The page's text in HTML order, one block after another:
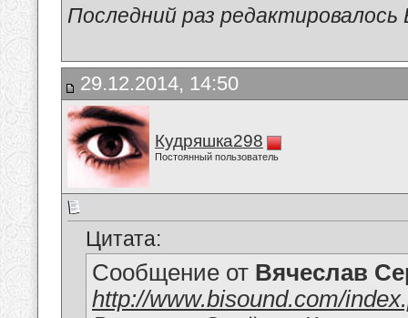
Последний раз
29.12.2014, 14:50
Кудряшка298
Постоянный пользователь
Цитата:
Сообщение от Вячеслав
http://www.bisound.com/